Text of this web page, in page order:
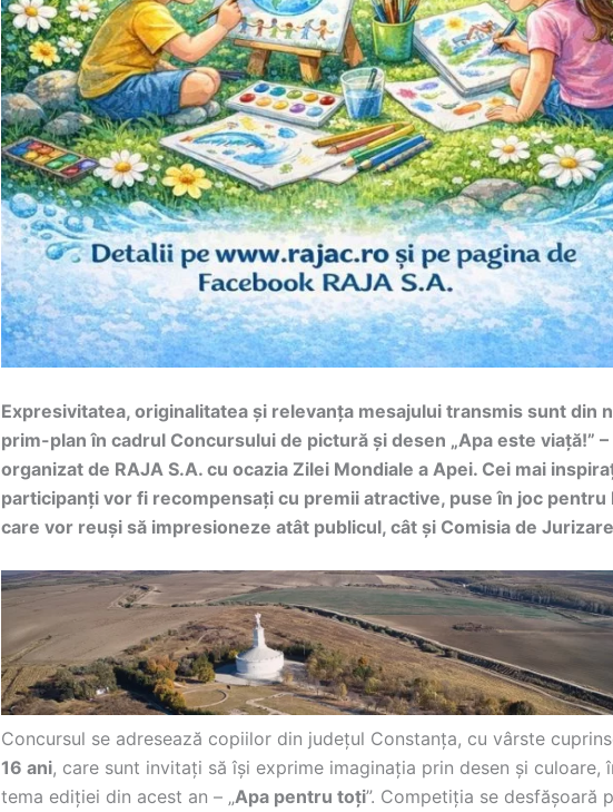
Expresivitatea, originalitatea și relevanța mesajului transmis sunt din
prim-plan în cadrul Concursului de pictură și desen „Apa este viață!”
organizat de RAJA S.A. cu ocazia Zilei Mondiale a Apei. Cei mai
participanți vor fi recompensați cu premii atractive, puse în joc pentru
care vor reuși să impresioneze atât publicul, cât și Comisia de
Concursul se adresează copiilor din județul Constanța, cu vârste
16 ani, care sunt invitați să își exprime imaginația prin desen și culoare,
tema ediției din acest an – „Apa pentru toți”. Competiția se desfășoară